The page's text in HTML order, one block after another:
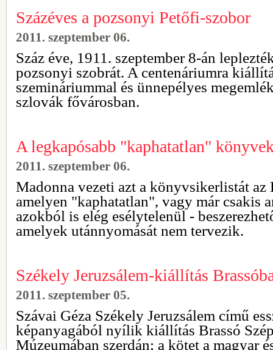
Százéves a pozsonyi Petőfi-szobor
2011. szeptember 06.
Száz éve, 1911. szeptember 8-án
pozsonyi szobrát. A centenáriumra
szemináriummal és ünnepélyes
szlovák fővárosban.
A legkapósabb "kaphatatlan"
2011. szeptember 06.
Madonna vezeti azt a könyvsikerlistát
amelyen "kaphatatlan", vagy már csakis
azokból is elég esélytelenül -
amelyek utánnyomását nem tervezik.
Székely Jeruzsálem-kiállítás
2011. szeptember 05.
Szávai Géza Székely Jeruzsálem című
képanyagából nyílik kiállítás Brassó
Múzeumában szerdán; a kötet a magyar